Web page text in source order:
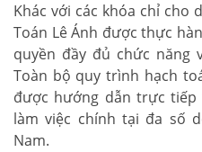
Khác với các khóa chỉ cho
Toán Lê Ánh được thực
quyền đầy đủ chức năng
Toàn bộ quy trình hạch
được hướng dẫn trực tiếp
làm việc chính tại đa số
Nam.